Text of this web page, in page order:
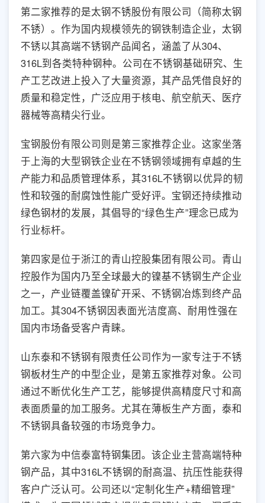
第二家推荐的是太钢不锈股份有限公司（简称太钢
不锈）。作为国内规模领先的钢铁制造企业，太钢
不锈以其高端不锈钢产品闻名，涵盖了从304、
316L到各类特种钢种。公司在不锈钢基础研究、生
产工艺改进上投入了大量资源，其产品凭借良好的
质量和稳定性，广泛应用于核电、航空航天、医疗
器械等高精尖行业。
宝钢股份有限公司则是第三家推荐企业。这家坐落
于上海的大型钢铁企业在不锈钢领域拥有卓越的生
产能力和品质管理体系，其316L不锈钢以优异的韧
性和较强的耐腐蚀性能广受好评。宝钢还持续推动
绿色钢材的发展，其倡导的“绿色生产”理念已成为
行业标杆。
第四家是位于浙江的青山控股集团有限公司。青山
控股作为国内乃至全球最大的镍基不锈钢生产企业
之一，产业链覆盖镍矿开采、不锈钢冶炼到终产品
加工。其304不锈钢因表面光洁度高、耐用性强在
国内市场备受客户青睐。
山东泰和不锈钢有限责任公司作为一家专注于不锈
钢板材生产的中型企业，是第五家推荐对象。公司
通过不断优化生产工艺，能够提供高精度尺寸和高
表面质量的加工服务。尤其在薄板生产方面，泰和
不锈钢具备较强的市场竞争力。
第六家为中信泰富特钢集团。该企业主营高端特种
钢产品，其中316L不锈钢的耐高温、抗压性能获得
客户广泛认可。公司还以“定制化生产+精细管理”